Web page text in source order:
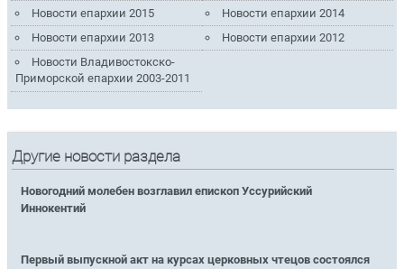
Новости епархии 2015
Новости епархии 2014
Новости епархии 2013
Новости епархии 2012
Новости Владивостокско-
Приморской епархии 2003-2011
Другие новости раздела
Новогодний молебен возглавил епископ Уссурийский
Иннокентий
Первый выпускной акт на курсах церковных чтецов состоялся